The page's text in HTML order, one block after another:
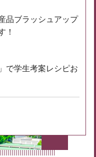
品ブラッシュアップ
！
で学生考案レシピお